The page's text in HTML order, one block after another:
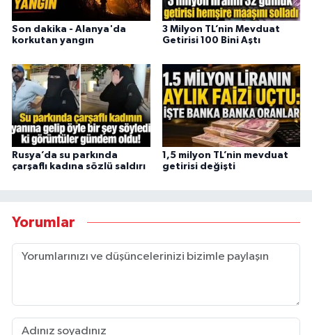
Son dakika - Alanya'da
korkutan yangın
3 Milyon TL’nin Mevduat
Getirisi 100 Bini Aştı
Rusya’da su parkında
çarşaflı kadına sözlü saldırı
1,5 milyon TL’nin mevduat
getirisi değişti
Yorumlar